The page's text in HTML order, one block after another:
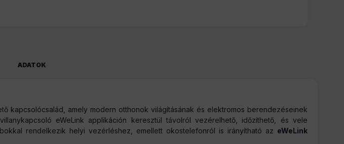
ADATOK
kapcsolócsalád, amely modern otthonok világításának és elektromos berendezéseinek
eWeLink applikáción keresztül távolról vezérelhető, időzíthető, és vele
rendelkezik helyi vezérléshez, emellett okostelefonról is irányítható az eWeLink